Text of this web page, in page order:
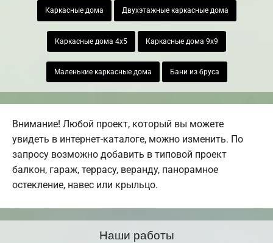
Каркасные дома Двухэтажные каркасные дома
Каркасные дома 4х5 Каркасные дома 9х9
Маленькие каркасные дома Бани из бруса
Внимание! Любой проект, который вы можете
увидеть в интернет-каталоге, можно изменить. По
запросу возможно добавить в типовой проект
балкон, гараж, террасу, веранду, панорамное
остекление, навес или крыльцо.
Наши работы